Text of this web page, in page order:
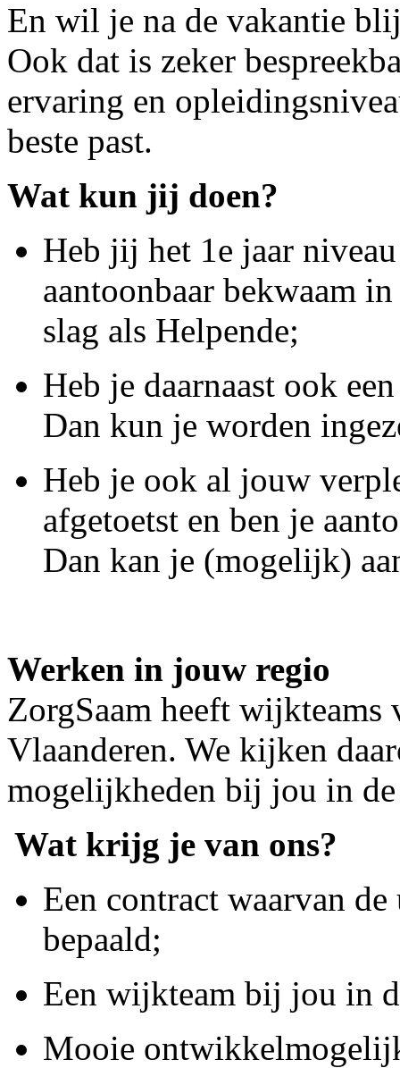
En wil je na de vakantie
Ook dat is zeker
ervaring en
beste past.
Wat kun jij doen?
Heb jij het 1e jaar
aantoonbaar bekwaam
slag als Helpende;
Heb je daarnaast ook
Dan kun je worden
Heb je ook al jouw
afgetoetst en ben je
Dan kan je (mogelijk)
Werken in jouw regio
ZorgSaam heeft wijkteams
Vlaanderen. We kijken
mogelijkheden bij jou in
Wat krijg je van ons?
Een contract waarvan
bepaald;
Een wijkteam bij jou in
Mooie